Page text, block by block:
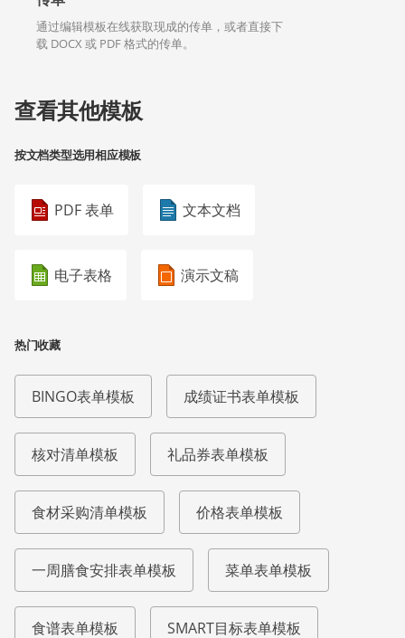
通过编辑模板在线获取现成的传单，或者直接下
载 DOCX 或 PDF 格式的传单。
查看其他模板
按文档类型选用相应模板
PDF 表单 文本文档
电子表格 演示文稿
热门收藏
BINGO表单模板 成绩证书表单模板
核对清单模板 礼品券表单模板
食材采购清单模板 价格表单模板
一周膳食安排表单模板 菜单表单模板
食谱表单模板 SMART目标表单模板